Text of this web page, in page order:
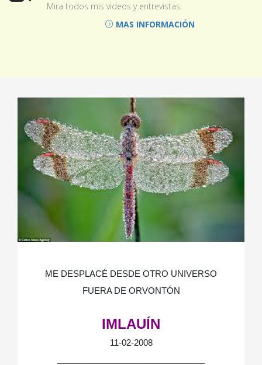
Mira todos mis videos y entrevistas.
MAS INFORMACIÓN
ME DESPLACÉ DESDE OTRO UNIVERSO
FUERA DE ORVONTÓN
IMLAUÍN
11-02-2008